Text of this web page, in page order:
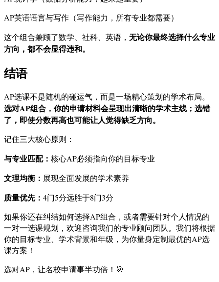
AP英语语言与写作（写作能力，所有专业都需要）
这个组合兼顾了数学、社科、英语， 无论你最终选择什么专业
方向，都不会显得违和。
结语
AP选课不是随机的碰运气，而是一场精心策划的学术布局。
选对AP组合，你的申请材料会呈现出清晰的学术主线；选错
了，即使分数再高也可能让人觉得缺乏方向。
记住三大核心原则：
与专业匹配： 核心AP必须指向你的目标专业
文理均衡： 展现全面发展的学术素养
质量优先： 4门5分远胜于8门3分
如果你还在纠结如何选择AP组合，或者需要针对个人情况的
一对一选课规划，欢迎咨询我们的专业顾问团队。我们将根据
你的目标专业、学术背景和年级，为你量身定制最优的AP选
课方案！
选对AP，让名校申请事半功倍！🎯